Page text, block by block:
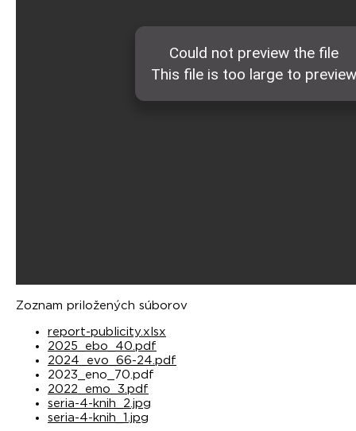
Zoznam priložených súborov
report-publicity.xlsx
2025_ebo_40.pdf
2024_evo_66-24.pdf
2023_eno_70.pdf
2022_emo_3.pdf
seria-4-knih_2.jpg
seria-4-knih_1.jpg